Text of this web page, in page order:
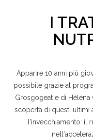
I
Apparire 10 anni più
possibile grazie al
Grosgogeat e di
scoperta di questi ultimi
l'invecchiamento: il